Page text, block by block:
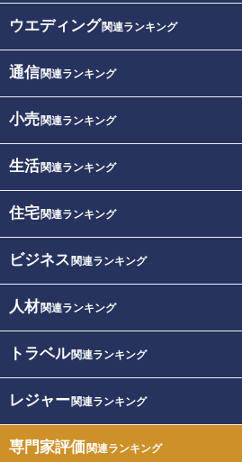
ウエディング関連ランキング
通信関連ランキング
小売関連ランキング
生活関連ランキング
住宅関連ランキング
ビジネス 関連ランキング
人材関連ランキング
トラベル関連ランキング
レジャー関連ランキング
専門家評価関連ランキング